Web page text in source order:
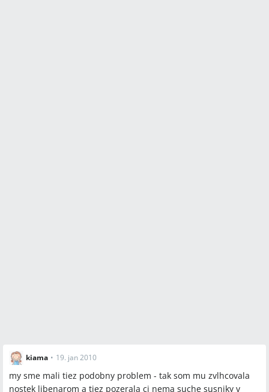
kiama • 19. jan 2010
my sme mali tiez podobny problem - tak som mu zvlhcovala
nostek libenarom a tiez pozerala ci nema suche susniky v